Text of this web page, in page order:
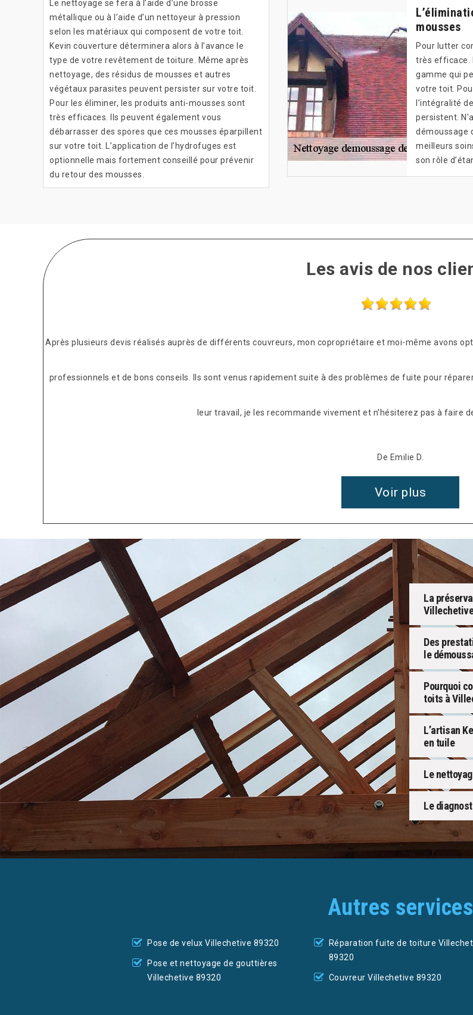
Le nettoyage se fera à l’aide d’une brosse
métallique ou à l’aide d’un nettoyeur à pression
selon les matériaux qui composent de votre toit.
Kevin couverture déterminera alors à l’avance le
type de votre revêtement de toiture. Même après
nettoyage, des résidus de mousses et autres
végétaux parasites peuvent persister sur votre toit.
Pour les éliminer, les produits anti-mousses sont
très efficaces. Ils peuvent également vous
débarrasser des spores que ces mousses éparpillent
sur votre toit. L’application de l’hydrofuges est
optionnelle mais fortement conseillé pour prévenir
du retour des mousses.
mousses
Pour lutter
très efficace.
gamme qui
votre toit.
l’intégralité
persistent.
démoussage
meilleurs
son rôle
Les avis de nos
Après plusieurs devis réalisés auprès de différents couvreurs, mon copropriétaire et moi-même avons
professionnels et de bons conseils. Ils sont venus rapidement suite à des problèmes de fuite pour
leur travail, je les recommande vivement et n'hésiterez pas à faire
De Emilie D.
Voir plus
La
Villechetive
Des
le
Pourquoi
toits à
L’artisan
en tuile
Le
Le
Autres services
Pose de velux Villechetive 89320
Pose et nettoyage de gouttières
Villechetive 89320
Réparation fuite de toiture
89320
Couvreur Villechetive 89320